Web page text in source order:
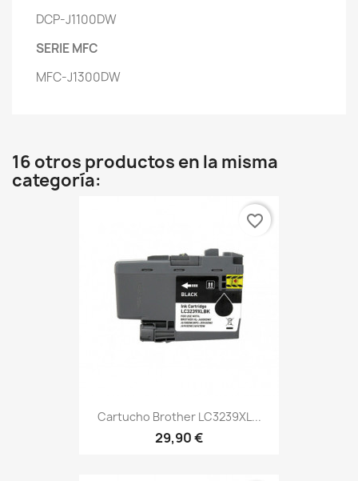
DCP-J1100DW
SERIE MFC
MFC-J1300DW
16 otros productos en la misma
categoría:
Cartucho Brother LC3239XL...
29,90 €
favorite_border